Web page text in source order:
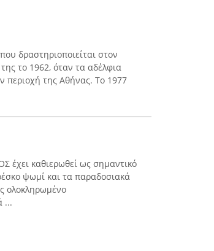
δραστηριοποιείται στον
το 1962, όταν τα αδέλφια
περιοχή της Αθήνας. Το 1977
έχει καθιερωθεί ως σημαντικό
ψωμί και τα παραδοσιακά
ολοκληρωμένο
...